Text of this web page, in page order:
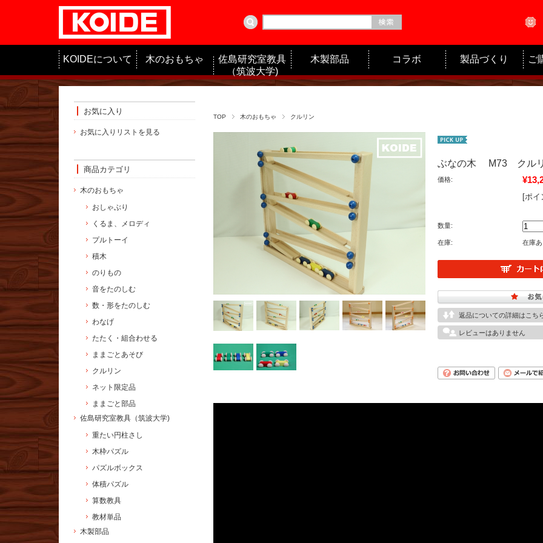
KOIDEについて 木のおもちゃ
佐島研究室教具
（筑波大学)
木製部品 コラボ 製品づくり ご
TOP 木のおもちゃ クルリン
ぶなの木 M73 クル
価格:
[ポ
数量:
在庫: 在庫
返品についての詳細はこち
レビューはありません
お気に入り
お気に入りリストを見る
商品カテゴリ
木のおもちゃ
おしゃぶり
くるま、メロディ
プルトーイ
積木
のりもの
音をたのしむ
数・形をたのしむ
わなげ
たたく・組合わせる
ままごとあそび
クルリン
ネット限定品
ままごと部品
佐島研究室教具（筑波大学)
重たい円柱さし
木枠パズル
パズルボックス
体積パズル
算数教具
教材単品
木製部品